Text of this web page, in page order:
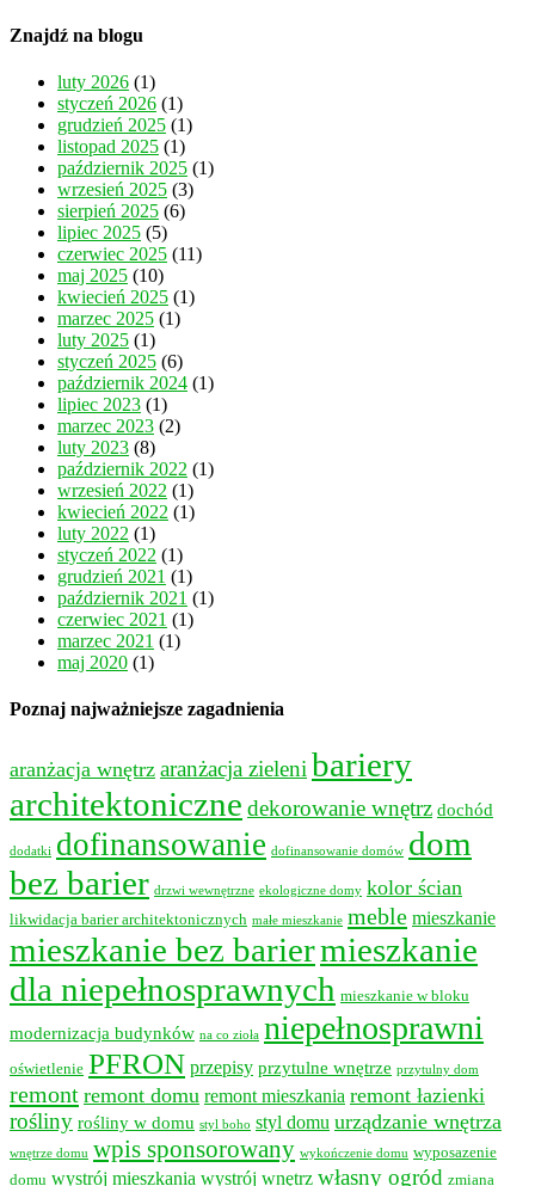
Znajdź na blogu
luty 2026 (1)
styczeń 2026 (1)
grudzień 2025 (1)
listopad 2025 (1)
październik 2025 (1)
wrzesień 2025 (3)
sierpień 2025 (6)
lipiec 2025 (5)
czerwiec 2025 (11)
maj 2025 (10)
kwiecień 2025 (1)
marzec 2025 (1)
luty 2025 (1)
styczeń 2025 (6)
październik 2024 (1)
lipiec 2023 (1)
marzec 2023 (2)
luty 2023 (8)
październik 2022 (1)
wrzesień 2022 (1)
kwiecień 2022 (1)
luty 2022 (1)
styczeń 2022 (1)
grudzień 2021 (1)
październik 2021 (1)
czerwiec 2021 (1)
marzec 2021 (1)
maj 2020 (1)
Poznaj najważniejsze zagadnienia
aranżacja wnętrz aranżacja zieleni bariery
architektoniczne dekorowanie wnętrz dochód
dodatki dofinansowanie dofinansowanie domów dom
bez barier drzwi wewnętrzne ekologiczne domy kolor ścian
likwidacja barier architektonicznych małe mieszkanie meble mieszkanie
mieszkanie bez bariermieszkanie
dla niepełnosprawnych mieszkanie w bloku
modernizacja budynków na co zioła niepełnosprawni
oświetlenie PFRON przepisy przytulne wnętrze przytulny dom
remont remont domu remont mieszkania remont łazienki
rośliny rośliny w domu styl boho styl domu urządzanie wnętrza
wnętrze domu wpis sponsorowany wykończenie domu wyposazenie
domu wystrój mieszkania wystrój wnętrz własny ogród zmiana